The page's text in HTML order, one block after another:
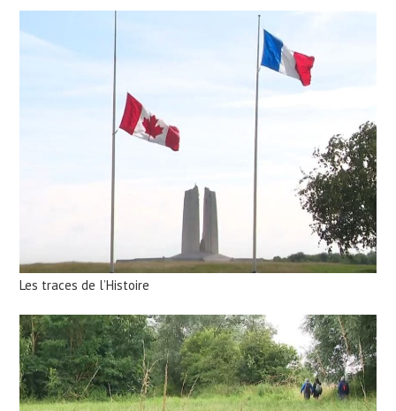
Les traces de l’Histoire